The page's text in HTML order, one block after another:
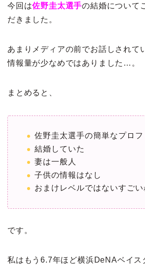
今回は佐野圭太選手の結婚について
だきました。
あまりメディアの前でお話しされて
情報量が少なめではありました…。
まとめると、
佐野圭太選手の簡単なプロフ
結婚していた
妻は一般人
子供の情報はなし
おまけレベルではないすごい
です。
私はもう6.7年ほど横浜DeNAベイス